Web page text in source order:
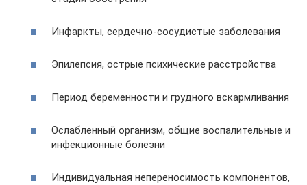
Инфаркты, сердечно-сосудистые заболевания
Эпилепсия, острые психические расстройства
Период беременности и грудного вскармливания
Ослабленный организм, общие воспалительные и
инфекционные болезни
Индивидуальная непереносимость компонентов,